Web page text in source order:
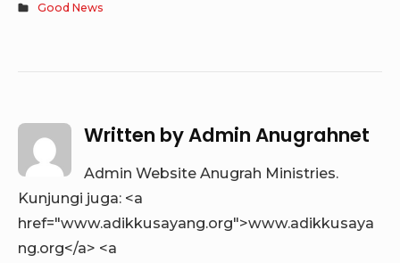
Good News
Written byAdmin Anugrahnet
Admin Website Anugrah Ministries.
Kunjungi juga: <a
href="www.adikkusayang.org">www.adikkusaya
ng.org</a> <a